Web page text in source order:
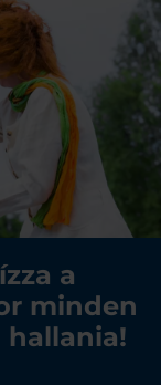
a
minden
hallania!